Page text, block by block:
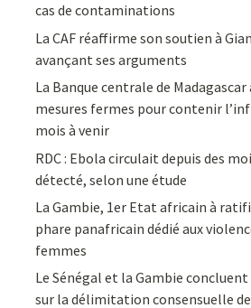
cas de contaminations
La CAF réaffirme son soutien à
avançant ses arguments
La Banque centrale de
mesures fermes pour contenir
mois à venir
RDC : Ebola circulait depuis des
détecté, selon une étude
La Gambie, 1er Etat africain à
phare panafricain dédié aux
femmes
Le Sénégal et la Gambie
sur la délimitation consensuelle